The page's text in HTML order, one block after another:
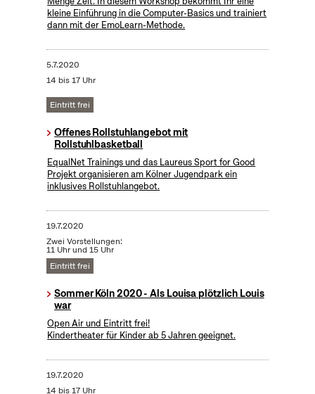
kleine Einführung in die Computer-Basics und trainiert
dann mit der EmoLearn-Methode.
5.7.2020
14 bis 17 Uhr
Eintritt frei
Offenes Rollstuhlangebot mit
Rollstuhlbasketball
EqualNet Trainings und das Laureus Sport for Good
Projekt organisieren am Kölner Jugendpark ein
inklusives Rollstuhlangebot.
19.7.2020
Zwei Vorstellungen:
11 Uhr und 15 Uhr
Eintritt frei
Sommer Köln 2020 - Als Louisa plötzlich Louis
war
Open Air und Eintritt frei!
Kindertheater für Kinder ab 5 Jahren geeignet.
19.7.2020
14 bis 17 Uhr